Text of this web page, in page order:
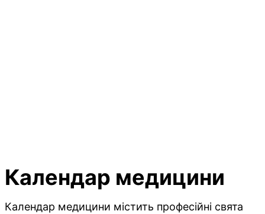
Календар медицини
Календар медицини містить професійні свята